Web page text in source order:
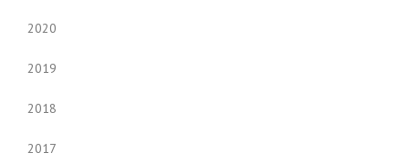
2020
2019
2018
2017